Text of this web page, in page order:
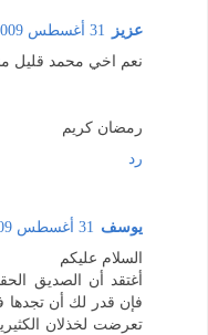
عزيز
31 أغسطس 2009 في 2:24 م
نعم اخي محمد قليل
رمضان كريم
رد
يوسف 31 أغسطس 2009 في 5:14 م
السلام عليكم
أغتقد أن الصديق
فإن قدر لك أن تجدها
تعرضت لخذلان